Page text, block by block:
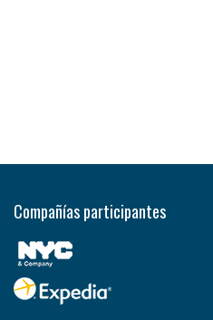
Compañías participantes